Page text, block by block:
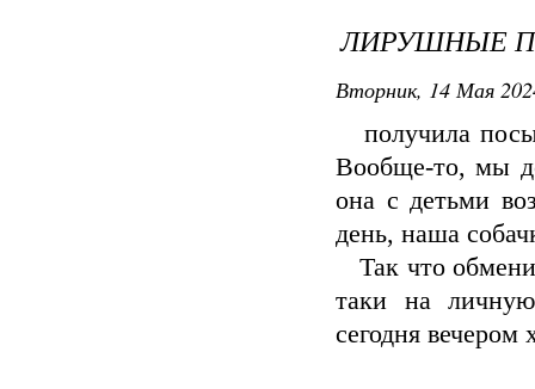
ЛИРУШНЫЕ
Вторник, 14 Мая
получила
Вообще-то, мы
она с детьми
день, наша
Так что
таки на
сегодня вечером